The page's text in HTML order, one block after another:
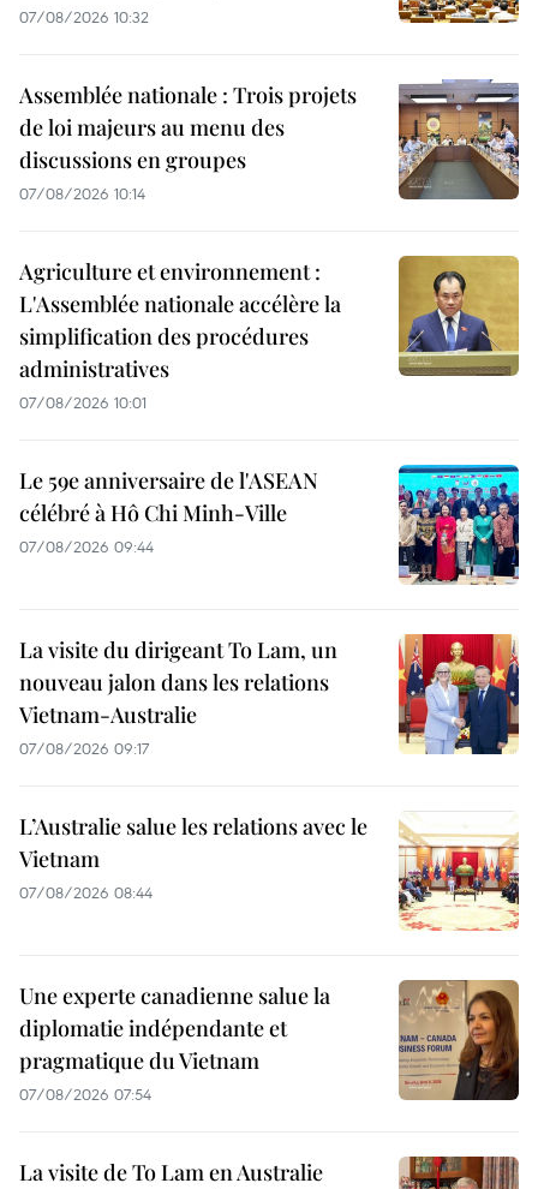
07/08/2026 10:32
Assemblée nationale : Trois projets
de loi majeurs au menu des
discussions en groupes
07/08/2026 10:14
Agriculture et environnement :
L'Assemblée nationale accélère la
simplification des procédures
administratives
07/08/2026 10:01
Le 59e anniversaire de l'ASEAN
célébré à Hô Chi Minh-Ville
07/08/2026 09:44
La visite du dirigeant To Lam, un
nouveau jalon dans les relations
Vietnam-Australie
07/08/2026 09:17
L’Australie salue les relations avec le
Vietnam
07/08/2026 08:44
Une experte canadienne salue la
diplomatie indépendante et
pragmatique du Vietnam
07/08/2026 07:54
La visite de To Lam en Australie